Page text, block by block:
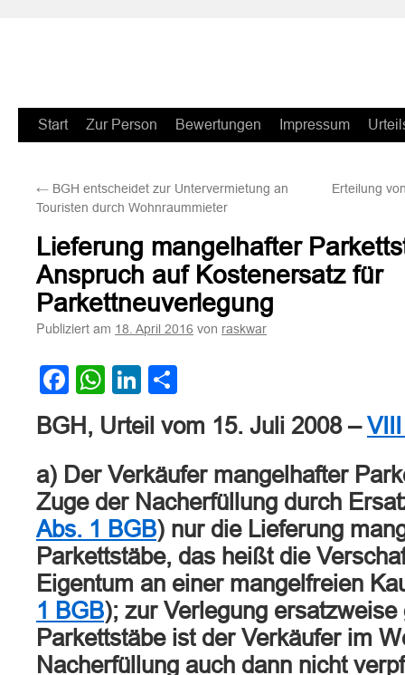
Zum
springen
Start Zur Person Bewertungen Impressum
← BGH entscheidet zur Untervermietung an
Touristen durch Wohnraummieter
Erteilung
Lieferung mangelhafter
Anspruch auf Kostenersatz für
Parkettneuverlegung
Publiziert am 18. April 2016 von raskwar
Facebook
WhatsApp
LinkedIn
BGH, Urteil vom 15. Juli 2008 –
a) Der Verkäufer mangelhafter
Zuge der Nacherfüllung durch
Abs. 1 BGB) nur die Lieferung
Parkettstäbe, das heißt die
Eigentum an einer mangelfreien
1 BGB); zur Verlegung ersatzweise
Parkettstäbe ist der Verkäufer im
Nacherfüllung auch dann nicht